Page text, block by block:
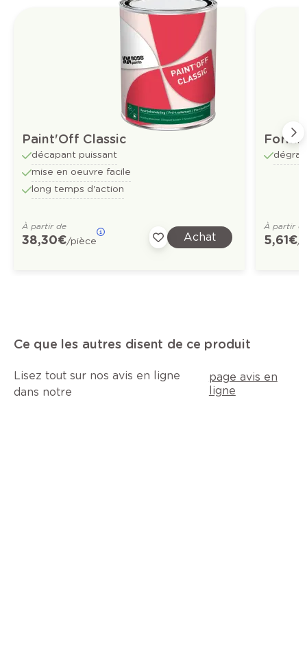
Paint'Off Classic
décapant puissant
mise en oeuvre facile
long temps d'action
À partir de
38,30 €/pièce Achat
À partir
5,61 €/
Ce que les autres disent de ce produit
Lisez tout sur nos avis en ligne
dans notre
page avis en
ligne